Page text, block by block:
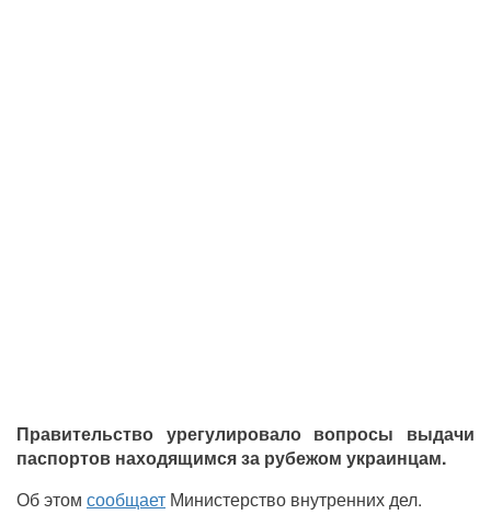
Правительство урегулировало вопросы выдачи
паспортов находящимся за рубежом украинцам.
Об этом сообщает Министерство внутренних дел.